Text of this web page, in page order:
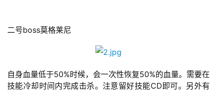
界
二号boss莫格莱尼
自身血量低于50%时候，会一次性恢复50%的血量。需要在
技能冷却时间内完成击杀。注意留好技能CD即可。另外有